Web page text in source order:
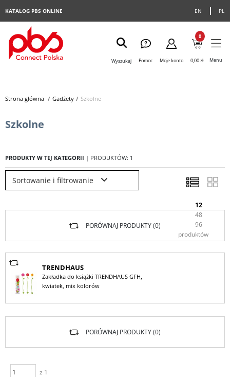
EN PL
KATALOG PBS ONLINE
Wyszukaj Pomoc Moje konto
0
0,00 zł Menu
Strona główna> Gadżety> Szkolne
Szkolne
PRODUKTY W TEJ KATEGORII | PRODUKTÓW: 1
Sortowanie i filtrowanie
12
48
96
produktów
PORÓWNAJ PRODUKTY (0)
TRENDHAUS
Zakładka do książki TRENDHAUS GFH,
kwiatek, mix kolorów
z 1
PORÓWNAJ PRODUKTY (0)